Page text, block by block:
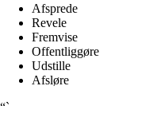
Afsprede
Revele
Fremvise
Offentliggøre
Udstille
Afsløre
“`